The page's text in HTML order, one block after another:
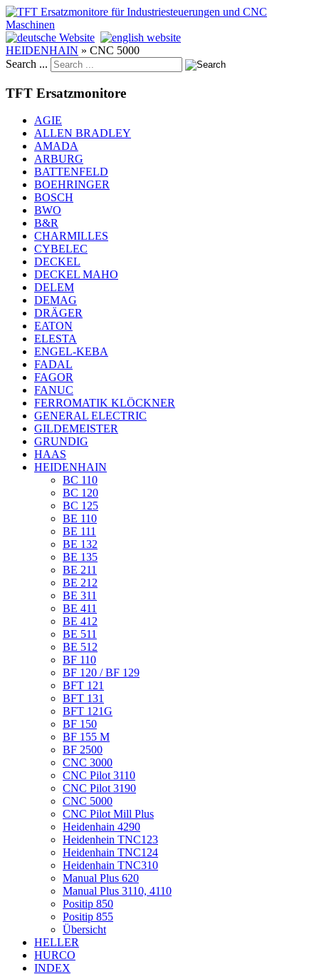
HEIDENHAIN » CNC 5000
Search ...
TFT Ersatzmonitore
AGIE
ALLEN BRADLEY
AMADA
ARBURG
BATTENFELD
BOEHRINGER
BOSCH
BWO
B&R
CHARMILLES
CYBELEC
DECKEL
DECKEL MAHO
DELEM
DEMAG
DRÄGER
EATON
ELESTA
ENGEL-KEBA
FADAL
FAGOR
FANUC
FERROMATIK KLÖCKNER
GENERAL ELECTRIC
GILDEMEISTER
GRUNDIG
HAAS
HEIDENHAIN
BC 110
BC 120
BC 125
BE 110
BE 111
BE 132
BE 135
BE 211
BE 212
BE 311
BE 411
BE 412
BE 511
BE 512
BF 110
BF 120 / BF 129
BFT 121
BFT 131
BFT 121G
BF 150
BF 155 M
BF 2500
CNC 3000
CNC Pilot 3110
CNC Pilot 3190
CNC 5000
CNC Pilot Mill Plus
Heidenhain 4290
Heidenhein TNC123
Heidenhain TNC124
Heidenhain TNC310
Manual Plus 620
Manual Plus 3110, 4110
Positip 850
Positip 855
Übersicht
HELLER
HURCO
INDEX